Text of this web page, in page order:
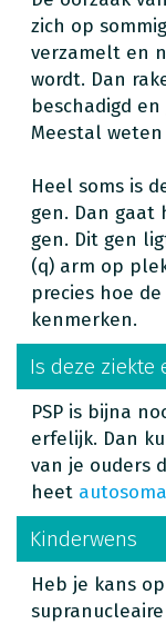
zich op
verzamelt en
wordt. Dan
beschadigd
Meestal
Heel soms is
gen. Dan
gen. Dit gen
(q) arm op
precies hoe
kenmerken.
Is deze ziekte
PSP is bijna
erfelijk. Dan
van je ouders
heet
Kinderwens
Heb je kans